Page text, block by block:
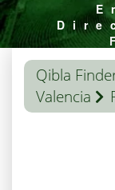
Qibla
Valencia